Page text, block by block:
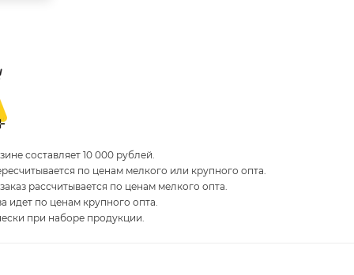
составляет 10 000 рублей.
по ценам мелкого или крупного опта.
рассчитывается по ценам мелкого опта.
идет по ценам крупного опта.
при наборе продукции.